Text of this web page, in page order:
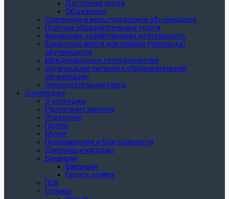
Доступная среда
Общежитие
Стипендии и меры поддержки обучающихся
Платные образовательные услуги
Финансово-хозяйственная деятельность
Вакантные места для приёма (перевода)
обучающихся
Международное сотрудничество
Организация питания в образовательной
организации
Законодательная карта
О колледже
О колледже
Расписание звонков
Отделения
Группы
Музей
Поздравления и благодарности
Дипломы и награды
Вакансии
Вакансии
Подать заявку
ПЦК
Отзывы